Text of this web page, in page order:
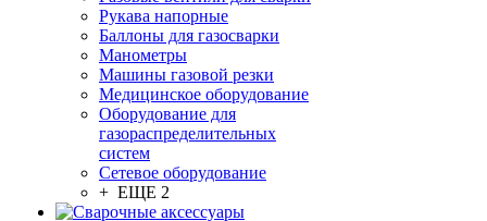
Рукава напорные
Баллоны для газосварки
Манометры
Машины газовой резки
Медицинское оборудование
Оборудование для
газораспределительных
систем
Сетевое оборудование
+ ЕЩЕ 2